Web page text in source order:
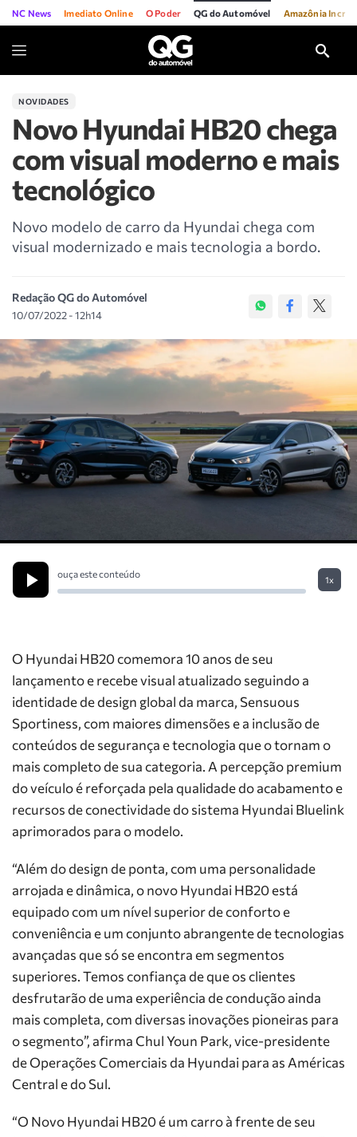
NC News Imediato Online O Poder QG do Automóvel Amazônia
NOVIDADES
Novo Hyundai HB20 chega
com visual moderno e mais
tecnológico
Novo modelo de carro da Hyundai chega com
visual modernizado e mais tecnologia a bordo.
Redação QG do Automóvel
10/07/2022 - 12h14
ouça este conteúdo
1x
O Hyundai HB20 comemora 10 anos de seu
lançamento e recebe visual atualizado seguindo a
identidade de design global da marca, Sensuous
Sportiness, com maiores dimensões e a inclusão de
conteúdos de segurança e tecnologia que o tornam o
mais completo de sua categoria. A percepção premium
do veículo é reforçada pela qualidade do acabamento e
recursos de conectividade do sistema Hyundai Bluelink
aprimorados para o modelo.
“Além do design de ponta, com uma personalidade
arrojada e dinâmica, o novo Hyundai HB20 está
equipado com um nível superior de conforto e
conveniência e um conjunto abrangente de tecnologias
avançadas que só se encontra em segmentos
superiores. Temos confiança de que os clientes
desfrutarão de uma experiência de condução ainda
mais completa, com diversas inovações pioneiras para
o segmento”, afirma Chul Youn Park, vice-presidente
de Operações Comerciais da Hyundai para as Américas
Central e do Sul.
“O Novo Hyundai HB20 é um carro à frente de seu